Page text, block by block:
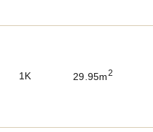
1K 29.95m2